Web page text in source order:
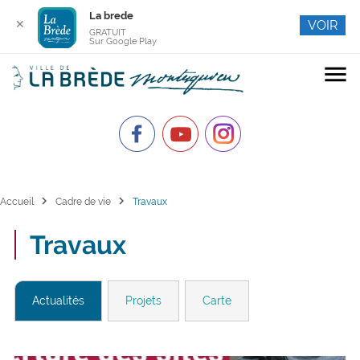
menu
Accueil chevron_right Cadre de vie chevron_right Travaux
Travaux
Actualités Projets Carte
✕
La brede
GRATUIT
Sur Google Play
VOIR